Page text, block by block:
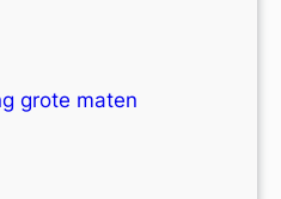
grote maten